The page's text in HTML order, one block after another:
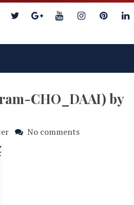
CHO_DAAI) by
No comments